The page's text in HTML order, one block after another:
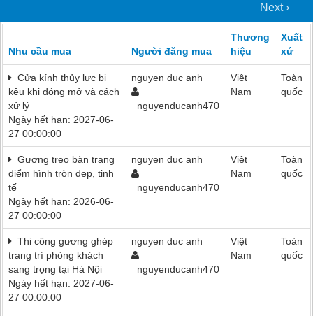
Next ›
Nhu cầu mua Người đăng mua
Thương
hiệu
Xuất
xứ
Cửa kính thủy lực bị
kêu khi đóng mở và cách
xử lý
Ngày hết hạn: 2027-06-
27 00:00:00
nguyen duc anh
nguyenducanh470
Việt
Nam
Toàn
quốc
Gương treo bàn trang
điểm hình tròn đẹp, tinh
tế
Ngày hết hạn: 2026-06-
27 00:00:00
nguyen duc anh
nguyenducanh470
Việt
Nam
Toàn
quốc
Thi công gương ghép
trang trí phòng khách
sang trọng tại Hà Nội
Ngày hết hạn: 2027-06-
27 00:00:00
nguyen duc anh
nguyenducanh470
Việt
Nam
Toàn
quốc